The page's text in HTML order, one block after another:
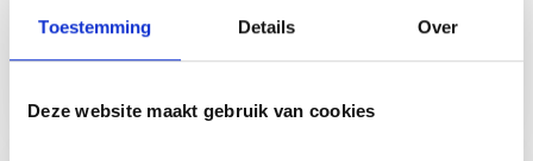
Toestemming Details Over
Deze website maakt gebruik van cookies
voor u aan de slag gaat.